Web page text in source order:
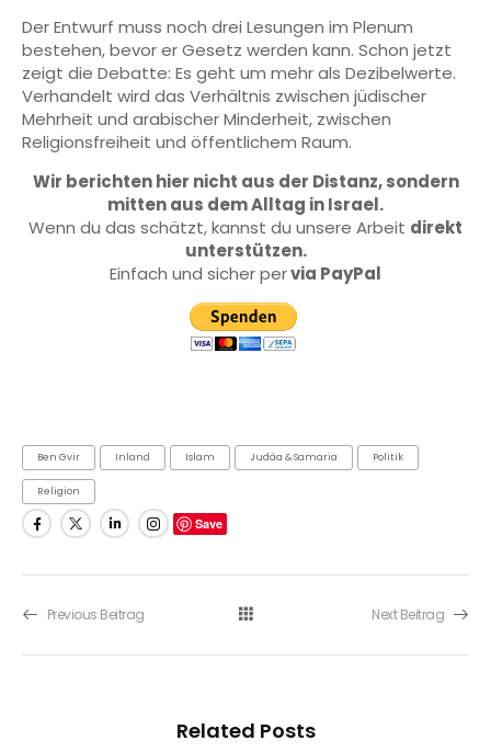
Der Entwurf muss noch drei Lesungen im Plenum
bestehen, bevor er Gesetz werden kann. Schon jetzt
zeigt die Debatte: Es geht um mehr als Dezibelwerte.
Verhandelt wird das Verhältnis zwischen jüdischer
Mehrheit und arabischer Minderheit, zwischen
Religionsfreiheit und öffentlichem Raum.
Wir berichten hier nicht aus der Distanz, sondern
mitten aus dem Alltag in Israel.
Wenn du das schätzt, kannst du unsere Arbeit direkt
unterstützen.
Einfach und sicher pervia PayPal
Ben Gvir Inland Islam Judäa & Samaria Politik
Religion
Save
Previous Beitrag Next Beitrag
Related Posts